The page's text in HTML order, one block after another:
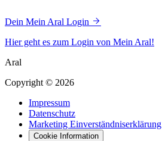
Dein Mein Aral Login
Hier geht es zum Login von Mein Aral!
Aral
Copyright © 2026
Impressum
Datenschutz
Marketing Einverständniserklärung
Cookie Information